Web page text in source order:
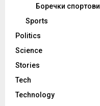
Боречки спортови
Sports
Politics
Science
Stories
Tech
Technology